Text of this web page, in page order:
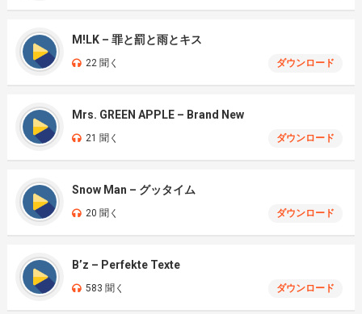
M!LK – 罪と罰と雨とキス
22 聞く ダウンロード
Mrs. GREEN APPLE – Brand New
21 聞く ダウンロード
Snow Man – グッタイム
20 聞く ダウンロード
B’z – Perfekte Texte
583 聞く ダウンロード